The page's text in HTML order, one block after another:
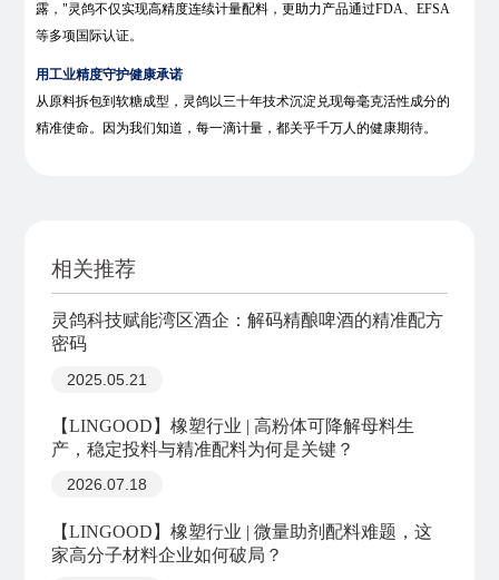
露，"灵鸽不仅实现高精度连续计量配料，更助力产品通过FDA、EFSA
等多项国际认证。
用工业精度守护健康承诺
从原料拆包到软糖成型，灵鸽以三十年技术沉淀兑现每毫克活性成分的
精准使命。因为我们知道，每一滴计量，都关乎千万人的健康期待。
相关推荐
灵鸽科技赋能湾区酒企：解码精酿啤酒的精准配方
密码
2025.05.21
【LINGOOD】橡塑行业 | 高粉体可降解母料生
产，稳定投料与精准配料为何是关键？
2026.07.18
【LINGOOD】橡塑行业 | 微量助剂配料难题，这
家高分子材料企业如何破局？